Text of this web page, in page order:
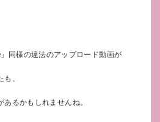
」同様の違法のアップロード動画が
、
るかもしれませんね。